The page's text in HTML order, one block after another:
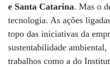
e Santa Catarina. Mas o
tecnologia. As ações
topo das iniciativas da
sustentabilidade
trabalhos como a do